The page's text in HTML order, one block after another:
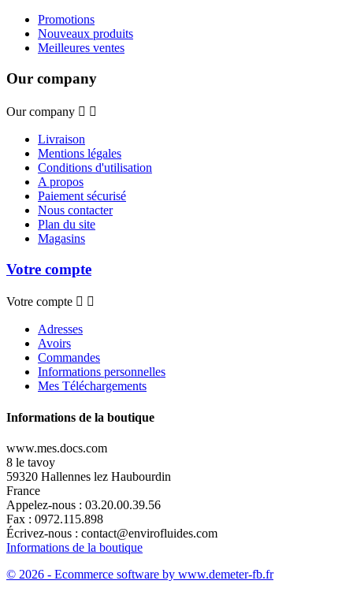
Promotions
Nouveaux produits
Meilleures ventes
Our company
Our company  
Livraison
Mentions légales
Conditions d'utilisation
A propos
Paiement sécurisé
Nous contacter
Plan du site
Magasins
Votre compte
Votre compte  
Adresses
Avoirs
Commandes
Informations personnelles
Mes Téléchargements
Informations de la boutique
www.mes.docs.com
8 le tavoy
59320 Hallennes lez Haubourdin
France
Appelez-nous : 03.20.00.39.56
Fax : 0972.115.898
Écrivez-nous : contact@envirofluides.com
Informations de la boutique
© 2026 - Ecommerce software by www.demeter-fb.fr